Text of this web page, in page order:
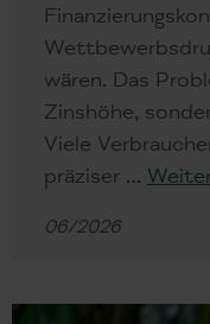
wären. Das
Zinshöhe,
Viele
präziser …
06/2026